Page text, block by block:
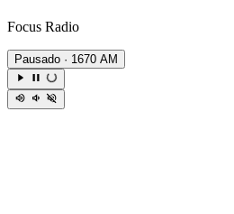
Focus Radio
Pausado · 1670 AM